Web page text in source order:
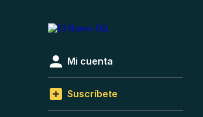
Mi cuenta
Suscríbete